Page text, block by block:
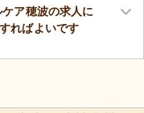
ア穂波の求人に
ればよいです